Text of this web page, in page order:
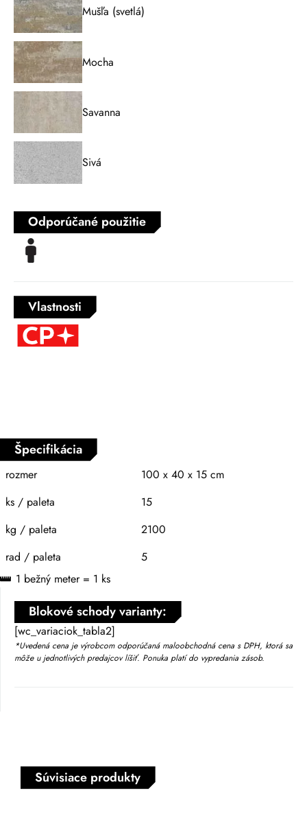
Mušľa (svetlá)
Mocha
Savanna
Sivá
Odporúčané použitie
Vlastnosti
Špecifikácia
rozmer
100 x 40 x 15 cm
ks / paleta
15
kg / paleta
2100
rad / paleta
5
1 bežný meter = 1 ks
Blokové schody varianty:
[wc_variaciok_tabla2]
*Uvedená cena je výrobcom odporúčaná maloobchodná cena s DPH, ktorá sa
môže u jednotlivých predajcov líšiť. Ponuka platí do vypredania zásob.
Súvisiace produkty